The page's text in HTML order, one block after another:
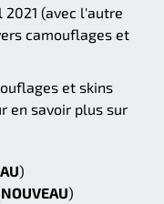
(avec l'autre
camouflages et
et skins
en savoir plus sur
)
NOUVEAU)